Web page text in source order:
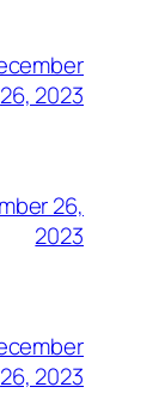
26, 2023
26,
2023
26, 2023